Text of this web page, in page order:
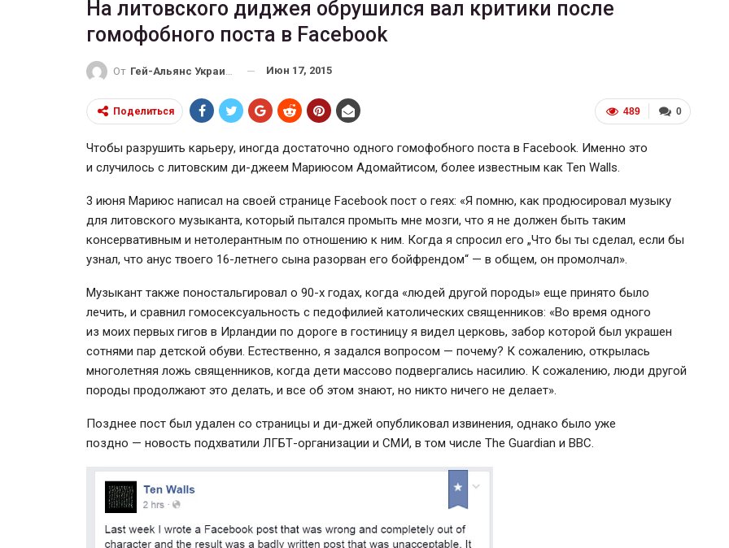
На литовского диджея обрушился вал критики после
гомофобного поста в Facebook
От Гей-Альянс Украина Июн 17, 2015
0
489
Поделиться
Чтобы разрушить карьеру, иногда достаточно одного гомофобного поста в Facebook. Именно это
и случилось с литовским ди-джеем Мариюсом Адомайтисом, более известным как Ten Walls.
3 июня Мариюс написал на своей странице Facebook пост о геях: «Я помню, как продюсировал музыку
для литовского музыканта, который пытался промыть мне мозги, что я не должен быть таким
консервативным и нетолерантным по отношению к ним. Когда я спросил его „Что бы ты сделал, если бы
узнал, что анус твоего 16-летнего сына разорван его бойфрендом“ — в общем, он промолчал».
Музыкант также поностальгировал о 90-х годах, когда «людей другой породы» еще принято было
лечить, и сравнил гомосексуальность с педофилией католических священников: «Во время одного
из моих первых гигов в Ирландии по дороге в гостиницу я видел церковь, забор которой был украшен
сотнями пар детской обуви. Естественно, я задался вопросом — почему? К сожалению, открылась
многолетняя ложь священников, когда дети массово подвергались насилию. К сожалению, люди другой
породы продолжают это делать, и все об этом знают, но никто ничего не делает».
Позднее пост был удален со страницы и ди-джей опубликовал извинения, однако было уже
поздно — новость подхватили ЛГБТ-организации и СМИ, в том числе The Guardian и BBC.